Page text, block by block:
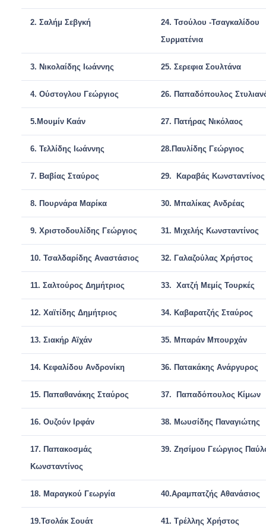
2. Σαλήμ Σεβγκή 24. Τσούλου -Τσαγκαλίδου
Συρματένια
3. Νικολαίδης Ιωάννης 25. Σερεφια Σουλτάνα
4. Ούστογλου Γεώργιος 26. Παπαδόπουλος
5. Μουμίν Καάν 27. Πατήρας Νικόλαος
6. Τελλίδης Ιωάννης 28. Παυλίδης Γεώργιος
7. Βαβίας Σταύρος 29. Καραβάς Κωνσταντίνος
8. Πουρνάρα Μαρίκα 30. Μπαλίκας Ανδρέας
9. Χριστοδουλίδης Γεώργιος 31. Μιχελής Κωνσταντίνος
10. Τσαλδαρίδης Αναστάσιος 32. Γαλαζούλας Χρήστος
11. Σαλτούρος Δημήτριος 33. Χατζή Μεμίς Τουρκές
12. Χαϊτίδης Δημήτριος 34. Καβαρατζής Σταύρος
13. Σιακήρ Αϊχάν 35. Μπαράν Μπουρχάν
14. Κεφαλίδου Ανδρονίκη 36. Πατακάκης Ανάργυρος
15. Παπαθανάκης Σταύρος 37. Παπαδόπουλος Κίμων
16. Oυζούν Ιρφάν 38. Μωυσίδης Παναγιώτης
17. Παπακοσμάς
Κωνσταντίνος
39. Ζησίμου Γεώργιος
18. Μαραγκού Γεωργία 40.Αραμπατζής Αθανάσιος
19.Τσολάκ Σουάτ 41. Τρέλλης Χρήστος